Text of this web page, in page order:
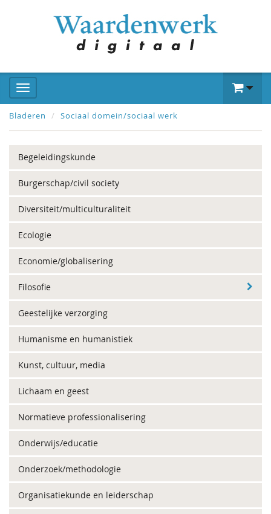
Bladeren Sociaal domein/sociaal werk
Begeleidingskunde
Burgerschap/civil society
Diversiteit/multiculturaliteit
Ecologie
Economie/globalisering
Filosofie
Geestelijke verzorging
Humanisme en humanistiek
Kunst, cultuur, media
Lichaam en geest
Normatieve professionalisering
Onderwijs/educatie
Onderzoek/methodologie
Organisatiekunde en leiderschap